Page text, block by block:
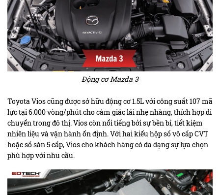
Động cơ Mazda 3
Toyota Vios cũng được sở hữu động cơ 1.5L với công suất 107 mã
lực tại 6.000 vòng/phút cho cảm giác lái nhẹ nhàng, thích hợp di
chuyển trong đô thị. Vios còn nổi tiếng bởi sự bền bỉ, tiết kiệm
nhiên liệu và vận hành ổn định. Với hai kiểu hộp số vô cấp CVT
hoặc số sàn 5 cấp, Vios cho khách hàng có đa dạng sự lựa chọn
phù hợp với nhu cầu.